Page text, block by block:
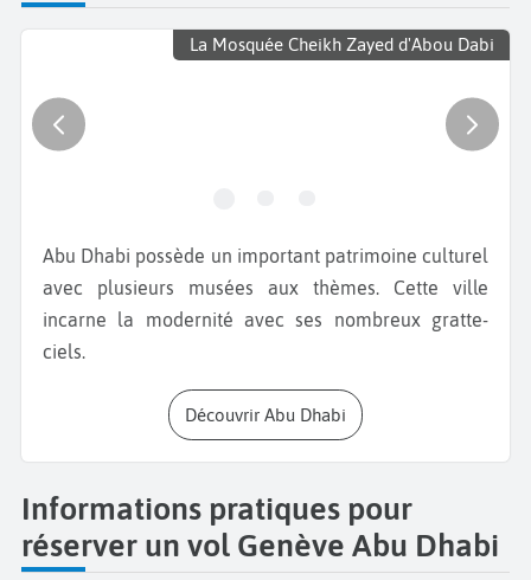
La Mosquée Cheikh Zayed d'Abou Dabi
Abu Dhabi possède un important patrimoine culturel
avec plusieurs musées aux thèmes. Cette ville
incarne la modernité avec ses nombreux gratte-
ciels.
Découvrir Abu Dhabi
Informations pratiques pour
réserver un vol Genève Abu Dhabi